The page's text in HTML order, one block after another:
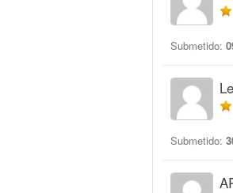
Submetido:
Submetido: